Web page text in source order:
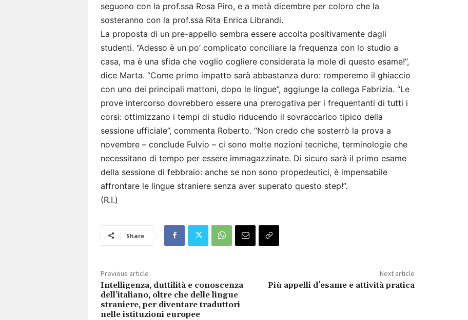
seguono con la prof.ssa Rosa Piro, e a metà dicembre per coloro che la
sosteranno con la prof.ssa Rita Enrica Librandi.
La proposta di un pre-appello sembra essere accolta positivamente dagli
studenti. “Adesso è un po’ complicato conciliare la frequenza con lo studio a
casa, ma è una sfida che voglio cogliere considerata la mole di questo esame!”,
dice Marta. “Come primo impatto sarà abbastanza duro: romperemo il ghiaccio
con uno dei principali mattoni, dopo le lingue”, aggiunge la collega Fabrizia. “Le
prove intercorso dovrebbero essere una prerogativa per i frequentanti di tutti i
corsi: ottimizzano i tempi di studio riducendo il sovraccarico tipico della
sessione ufficiale”, commenta Roberto. “Non credo che sosterrò la prova a
novembre – conclude Fulvio – ci sono molte nozioni tecniche, terminologie che
necessitano di tempo per essere immagazzinate. Di sicuro sarà il primo esame
della sessione di febbraio: anche se non sono propedeutici, è impensabile
affrontare le lingue straniere senza aver superato questo step!”.
(R.I.)
Share
Previous article
Intelligenza, duttilità e conoscenza
dell’italiano, oltre che delle lingue
straniere, per diventare traduttori
nelle istituzioni europee
Next article
Più appelli d’esame e attività pratica